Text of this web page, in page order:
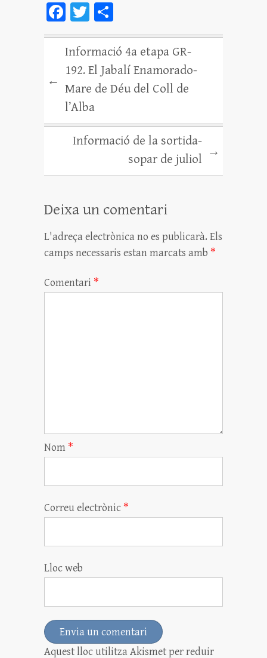
Fa
ce
bo
ok
T
wi
tt
er
o
m
pa
rt
x
←
Informació 4a etapa GR-
192. El Jabalí Enamorado-
Mare de Déu del Coll de
l’Alba
Informació de la sortida-
sopar de juliol
→
Deixa un comentari
L'adreça electrònica no es publicarà. Els
camps necessaris estan marcats amb *
Comentari *
Nom *
Correu electrònic *
Lloc web
Aquest lloc utilitza Akismet per reduir